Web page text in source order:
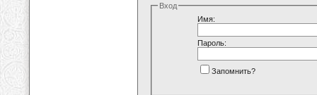
Вход
Имя:
Пароль:
Запомнить?